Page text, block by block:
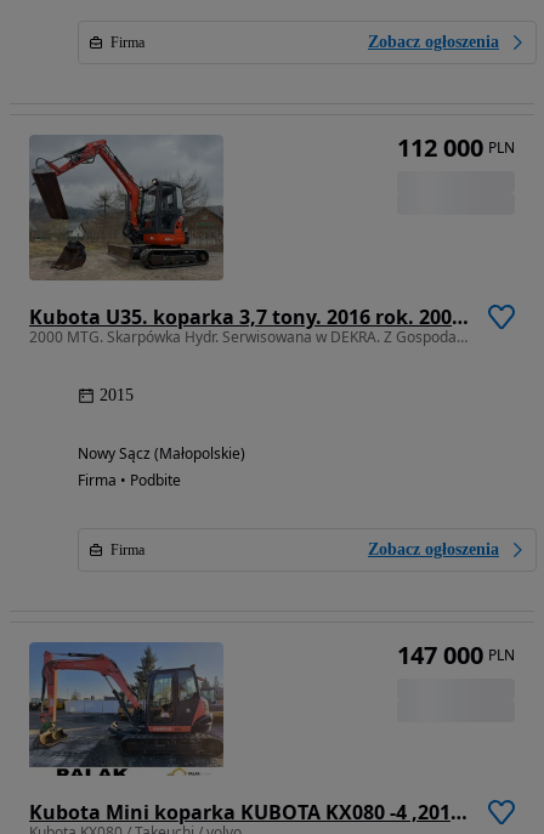
Firma Zobacz ogłoszenia
Kubota U35. koparka 3,7 tony. 2016 rok. 2000 mtg! Łyżka skarpowa Hydraulicznie uchylna. 3sekcje Hydrauliczne. zamki na tłokach. Jak nówka sztuka. Zadbana zero zużycia. Z gospodarstwa Norweskiego. Zmiana łyżek Hydrauliczna. LENHOFF. Zero luzów wycieków. Szybka wolna jazda. Gąski perfekt stan. OKAZJA TANIO
2000 MTG. Skarpówka Hydr. Serwisowana w DEKRA. Z Gospodarstwa OKAZJA
2015
Nowy Sącz (Małopolskie)
Firma • Podbite
Firma Zobacz ogłoszenia
112 000 PLN
Kubota Mini koparka KUBOTA KX080 -4 ,2018 rok
147 000 PLN